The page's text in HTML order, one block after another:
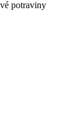
potraviny